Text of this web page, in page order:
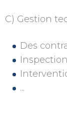
C) Gestion
Des
...